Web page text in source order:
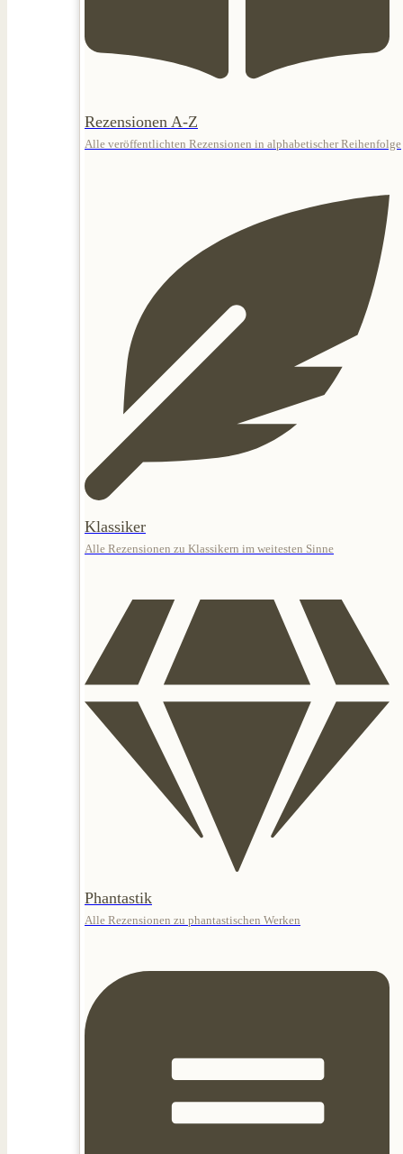
Rezensionen A-Z
Alle veröffentlichten Rezensionen in alphabetischer Reihenfolge
Klassiker
Alle Rezensionen zu Klassikern im weitesten Sinne
Phantastik
Alle Rezensionen zu phantastischen Werken